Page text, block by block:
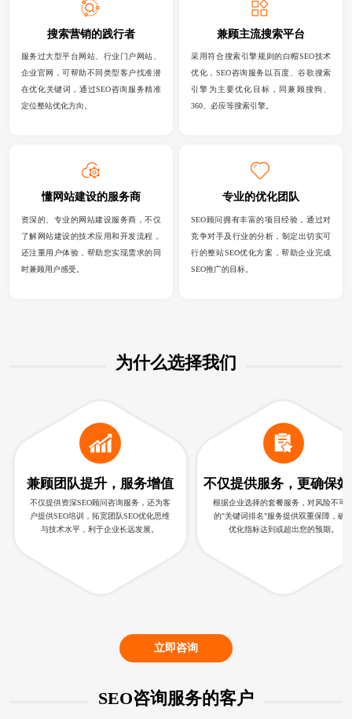
搜索营销的践行者
服务过大型平台网站、行业门户网站、
企业官网，可帮助不同类型客户找准潜
在优化关键词，通过SEO咨询服务精准
定位整站优化方向。
兼顾主流搜索平台
采用符合搜索引擎规则的白帽SEO技术
优化，SEO咨询服务以百度、谷歌搜索
引擎为主要优化目标，同兼顾搜狗、
360、必应等搜索引擎。
懂网站建设的服务商
资深的、专业的网站建设服务商，不仅
了解网站建设的技术应用和开发流程，
还注重用户体验，帮助您实现需求的同
时兼顾用户感受。
专业的优化团队
SEO顾问拥有丰富的项目经验，通过对
竞争对手及行业的分析，制定出切实可
行的整站SEO优化方案，帮助企业完成
SEO推广的目标。
为什么选择我们
兼顾团队提升，服务增值
不仅提供资深SEO顾问咨询服务，还为客
户提供SEO培训，拓宽团队SEO优化思维
与技术水平，利于企业长远发展。
不仅提供服务，更确保
根据企业选择的套餐服务，对风险不可
的"关键词排名"服务提供双重保障，确
优化指标达到或超出您的预期。
立即咨询
SEO咨询服务的客户